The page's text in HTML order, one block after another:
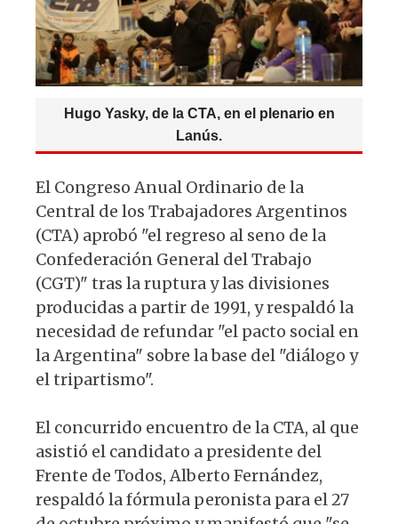
Hugo Yasky, de la CTA, en el plenario en
Lanús.
El Congreso Anual Ordinario de la
Central de los Trabajadores Argentinos
(CTA) aprobó "el regreso al seno de la
Confederación General del Trabajo
(CGT)" tras la ruptura y las divisiones
producidas a partir de 1991, y respaldó la
necesidad de refundar "el pacto social en
la Argentina" sobre la base del "diálogo y
el tripartismo".
El concurrido encuentro de la CTA, al que
asistió el candidato a presidente del
Frente de Todos, Alberto Fernández,
respaldó la fórmula peronista para el 27